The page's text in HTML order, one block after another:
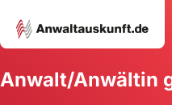
Anwalt/Anwältin